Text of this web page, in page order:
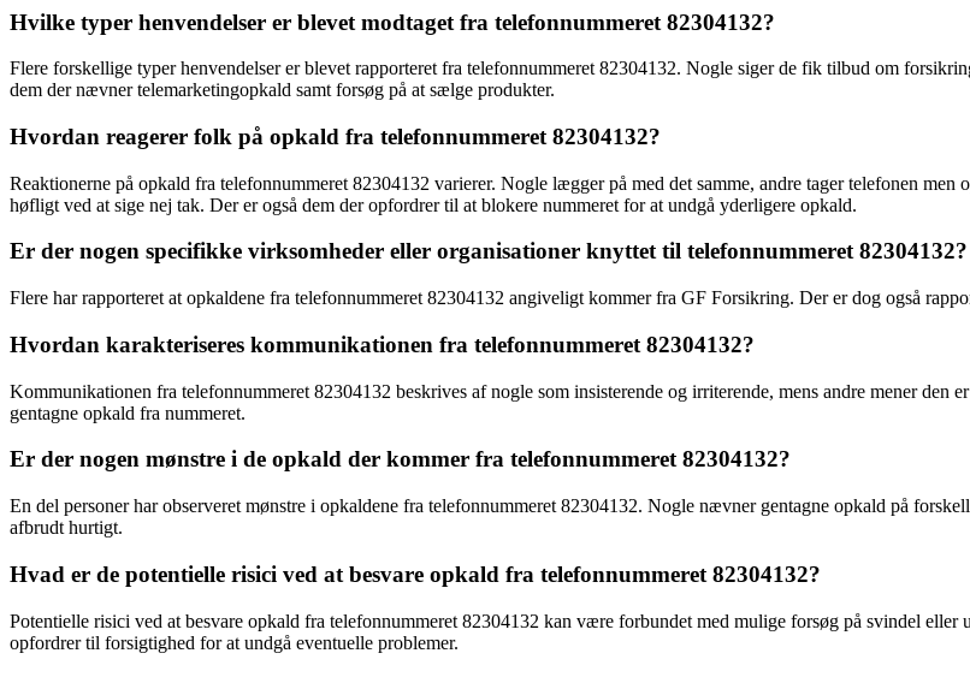
Hvilke typer henvendelser er blevet modtaget fra telefonnummeret 82304132?
Flere forskellige typer henvendelser er blevet rapporteret fra telefonnummeret 82304132. Nogle siger de fik tilbud om
dem der nævner telemarketingopkald samt forsøg på at sælge produkter.
Hvordan reagerer folk på opkald fra telefonnummeret 82304132?
Reaktionerne på opkald fra telefonnummeret 82304132 varierer. Nogle lægger på med det samme, andre tager telefonen
høfligt ved at sige nej tak. Der er også dem der opfordrer til at blokere nummeret for at undgå yderligere opkald.
Er der nogen specifikke virksomheder eller organisationer knyttet til telefonnummeret 82304132?
Flere har rapporteret at opkaldene fra telefonnummeret 82304132 angiveligt kommer fra GF Forsikring. Der er dog også
Hvordan karakteriseres kommunikationen fra telefonnummeret 82304132?
Kommunikationen fra telefonnummeret 82304132 beskrives af nogle som insisterende og irriterende, mens andre mener
gentagne opkald fra nummeret.
Er der nogen mønstre i de opkald der kommer fra telefonnummeret 82304132?
En del personer har observeret mønstre i opkaldene fra telefonnummeret 82304132. Nogle nævner gentagne opkald på
afbrudt hurtigt.
Hvad er de potentielle risici ved at besvare opkald fra telefonnummeret 82304132?
Potentielle risici ved at besvare opkald fra telefonnummeret 82304132 kan være forbundet med mulige forsøg på svindel
opfordrer til forsigtighed for at undgå eventuelle problemer.